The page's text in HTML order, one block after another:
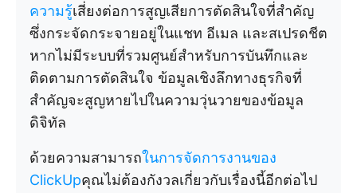
ความรู้เสี่ยงต่อการสูญเสียการตัดสินใจที่สำคัญ
ซึ่งกระจัดกระจายอยู่ในแชท อีเมล และสเปรดชีต
หากไม่มีระบบที่รวมศูนย์สำหรับการบันทึกและ
ติดตามการตัดสินใจ ข้อมูลเชิงลึกทางธุรกิจที่
สำคัญจะสูญหายไปในความวุ่นวายของข้อมูล
ดิจิทัล
ด้วยความสามารถในการจัดการงานของ
ClickUpคุณไม่ต้องกังวลเกี่ยวกับเรื่องนี้อีกต่อไป